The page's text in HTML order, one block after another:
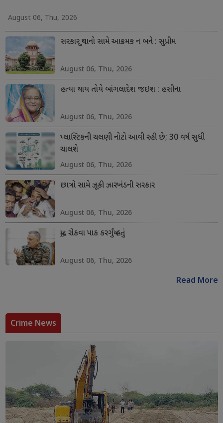
August 06, Thu, 2026
સરકાર યુવાનો સામે આક્રમક ન બને : સુપ્રીમ
August 06, Thu, 2026
હત્યા થાય તોયે બાંગલાદેશ જઇશ : હસીના
August 06, Thu, 2026
પ્લાસ્ટિકની ચલણી નોટો આવી રહી છે; 30 વર્ષ સુધી
ચાલશે
August 06, Thu, 2026
છાત્રો સામે ઝૂકી ઝારખંડની સરકાર
August 06, Thu, 2026
યુદ્ધ રોકવા પાક કરગર્યું હતું
August 06, Thu, 2026
Read More
Crime News